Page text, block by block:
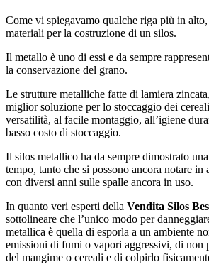
Come vi spiegavamo qualche riga più in
materiali per la costruzione di un silos.
Il metallo è uno di essi e da sempre
la conservazione del grano.
Le strutture metalliche fatte di lamiera
miglior soluzione per lo stoccaggio dei
versatilità, al facile montaggio, all’igiene
basso costo di stoccaggio.
Il silos metallico ha da sempre dimostrato
tempo, tanto che si possono ancora notare in
con diversi anni sulle spalle ancora in uso.
In quanto veri esperti della Vendita Silos
sottolineare che l’unico modo per
metallica è quella di esporla a un ambiente
emissioni di fumi o vapori aggressivi, di non
del mangime o cereali e di colpirlo